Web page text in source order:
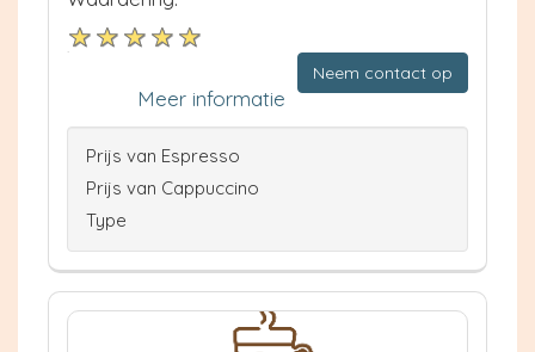
Neem contact op
Meer informatie
Prijs van Espresso
Prijs van Cappuccino
Type